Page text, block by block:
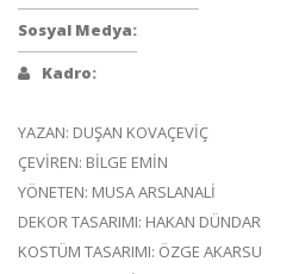
Sosyal Medya:
Kadro:
YAZAN: DUŞAN KOVAÇEVİÇ
ÇEVİREN: BİLGE EMİN
YÖNETEN: MUSA ARSLANALİ
DEKOR TASARIMI: HAKAN DÜNDAR
KOSTÜM TASARIMI: ÖZGE AKARSU